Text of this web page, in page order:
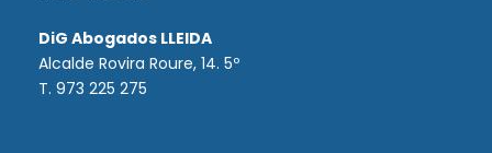
DiG Abogados LLEIDA
Alcalde Rovira Roure, 14. 5º
T. 973 225 275